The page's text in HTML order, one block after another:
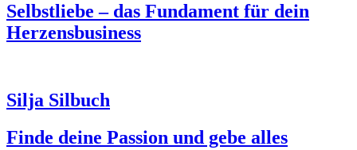
Selbstliebe – das Fundament für dein
Herzensbusiness
Silja Silbuch
Finde deine Passion und gebe alles